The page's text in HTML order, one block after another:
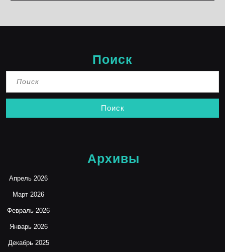
Поиск
Архивы
Апрель 2026
Март 2026
Февраль 2026
Январь 2026
Декабрь 2025